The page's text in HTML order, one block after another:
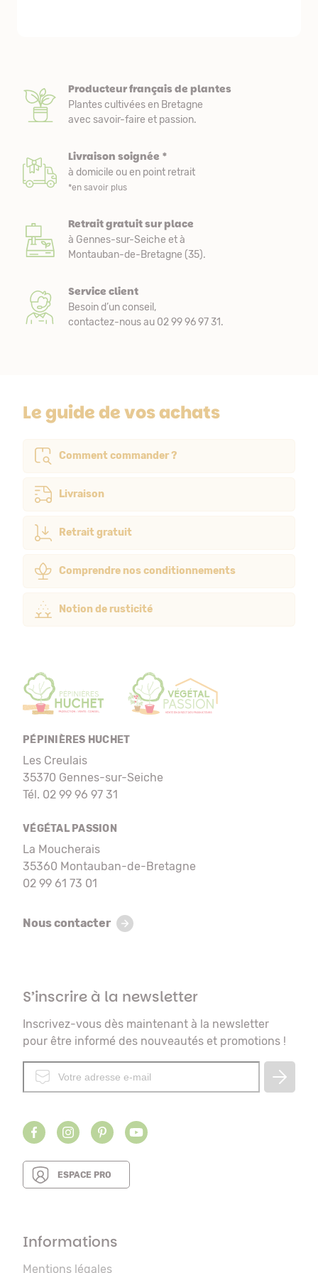
Producteur français de plantes
Plantes cultivées en Bretagne
avec savoir-faire et passion.
Livraison soignée *
à domicile ou en point retrait
*en savoir plus
Retrait gratuit sur place
à Gennes-sur-Seiche et à
Montauban-de-Bretagne (35).
Service client
Besoin d’un conseil,
contactez-nous au 02 99 96 97 31.
Le guide de vos achats
Comment commander ?
Livraison
Retrait gratuit
Comprendre nos conditionnements
Notion de rusticité
PÉPINIÈRES HUCHET
Les Creulais
35370 Gennes-sur-Seiche
Tél. 02 99 96 97 31
VÉGÉTAL PASSION
La Moucherais
35360 Montauban-de-Bretagne
02 99 61 73 01
Nous contacter
S’inscrire à la newsletter
Inscrivez-vous dès maintenant à la newsletter
pour être informé des nouveautés et promotions !
ESPACE PRO
Informations
Mentions légales